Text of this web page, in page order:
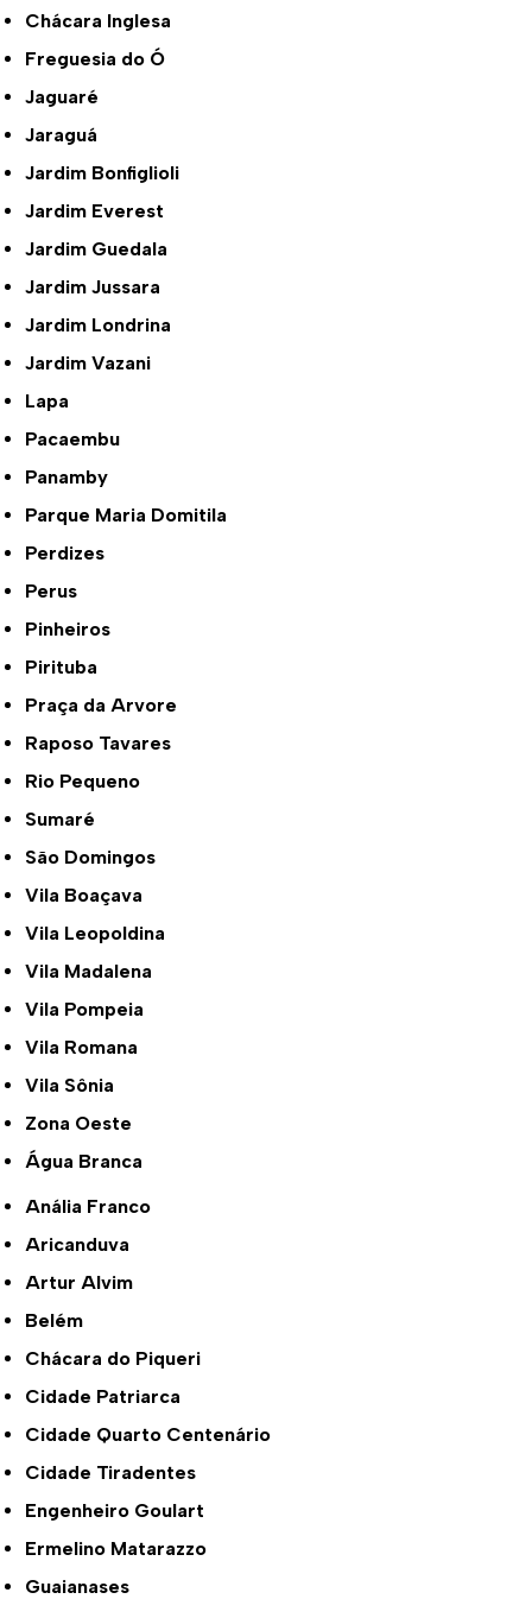
Chácara Inglesa
Freguesia do Ó
Jaguaré
Jaraguá
Jardim Bonfiglioli
Jardim Everest
Jardim Guedala
Jardim Jussara
Jardim Londrina
Jardim Vazani
Lapa
Pacaembu
Panamby
Parque Maria Domitila
Perdizes
Perus
Pinheiros
Pirituba
Praça da Arvore
Raposo Tavares
Rio Pequeno
Sumaré
São Domingos
Vila Boaçava
Vila Leopoldina
Vila Madalena
Vila Pompeia
Vila Romana
Vila Sônia
Zona Oeste
Água Branca
Anália Franco
Aricanduva
Artur Alvim
Belém
Chácara do Piqueri
Cidade Patriarca
Cidade Quarto Centenário
Cidade Tiradentes
Engenheiro Goulart
Ermelino Matarazzo
Guaianases